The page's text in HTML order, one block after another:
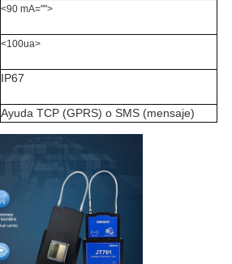
<90 mA="">
<100ua>
IP67
Ayuda TCP (GPRS) o SMS (mensaje)